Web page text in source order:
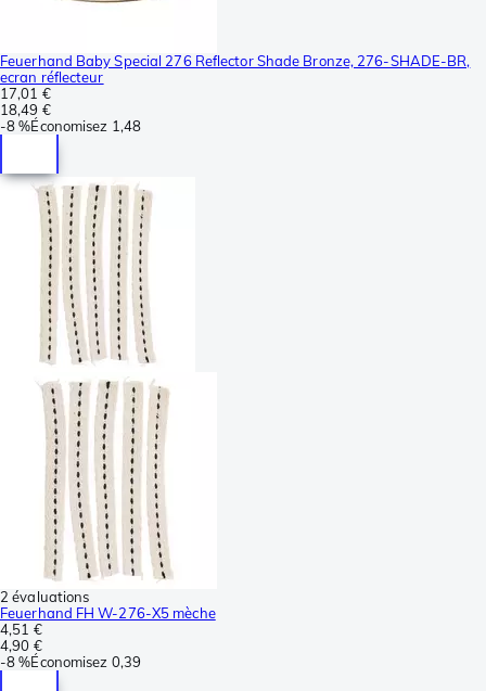
Feuerhand Baby Special 276 Reflector Shade Bronze, 276-SHADE-BR,
ecran réflecteur
17,01 €
18,49 €
-8 %Économisez 1,48
2 évaluations
Feuerhand FH W-276-X5 mèche
4,51 €
4,90 €
-8 %Économisez 0,39